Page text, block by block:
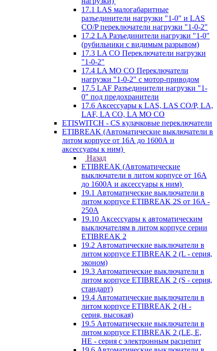
17.1 LAS малогабаритные
разъединители нагрузки "1-0" и LAS
CO/P переключатели нагрузки "1-0-2"
17.2 LA Разъединители нагрузки "1-0"
(рубильники с видимым разрывом)
17.3 LA CO Переключатели нагрузки
"1-0-2"
17.4 LA MO CO Переключатели
нагрузки "1-0-2" с мотор-приводом
17.5 LAF Разъединители нагрузки "1-
0" под предохранители
17.6 Аксессуары к LAS, LAS CO/P, LA,
LAF, LA CO, LA MO CO
ETISWITCH - CS кулачковые переключатели
ETIBREAK (Автоматические выключатели в
литом корпусе от 16А до 1600А и
аксессуары к ним)
Назад
ETIBREAK (Автоматические
выключатели в литом корпусе от 16А
до 1600А и аксессуары к ним)
19.1 Автоматические выключатели в
литом корпусе ETIBREAK 2S от 16A -
250A
19.10 Аксессуары к автоматическим
выключателям в литом корпусе серии
ETIBREAK 2
19.2 Автоматические выключатели в
литом корпусе ETIBREAK 2 (L - серия,
эконом)
19.3 Автоматические выключатели в
литом корпусе ETIBREAK 2 (S - серия,
стандарт)
19.4 Автоматические выключатели в
литом корпусе ETIBREAK 2 (H -
серия, высокая)
19.5 Автоматические выключатели в
литом корпусе ETIBREAK 2 (LE, E,
HE - серия с электронным расцепит